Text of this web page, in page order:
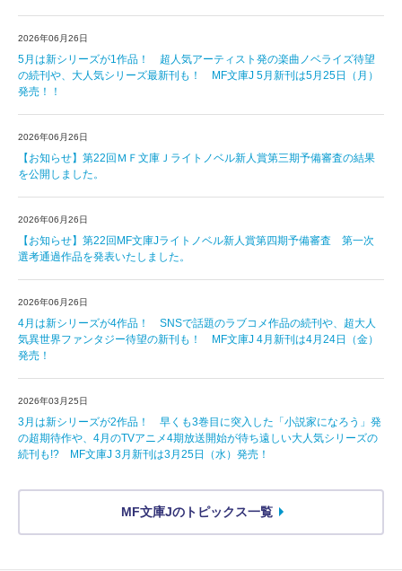
2026年06月26日
5月は新シリーズが1作品！ 超人気アーティスト発の楽曲ノベライズ待望
の続刊や、大人気シリーズ最新刊も！ MF文庫J 5月新刊は5月25日（月）
発売！！
2026年06月26日
【お知らせ】第22回ＭＦ文庫Ｊライトノベル新人賞第三期予備審査の結果
を公開しました。
2026年06月26日
【お知らせ】第22回MF文庫Jライトノベル新人賞第四期予備審査 第一次
選考通過作品を発表いたしました。
2026年06月26日
4月は新シリーズが4作品！ SNSで話題のラブコメ作品の続刊や、超大人
気異世界ファンタジー待望の新刊も！ MF文庫J 4月新刊は4月24日（金）
発売！
2026年03月25日
3月は新シリーズが2作品！ 早くも3巻目に突入した「小説家になろう」発
の超期待作や、4月のTVアニメ4期放送開始が待ち遠しい大人気シリーズの
続刊も!? MF文庫J 3月新刊は3月25日（水）発売！
MF文庫Jのトピックス一覧